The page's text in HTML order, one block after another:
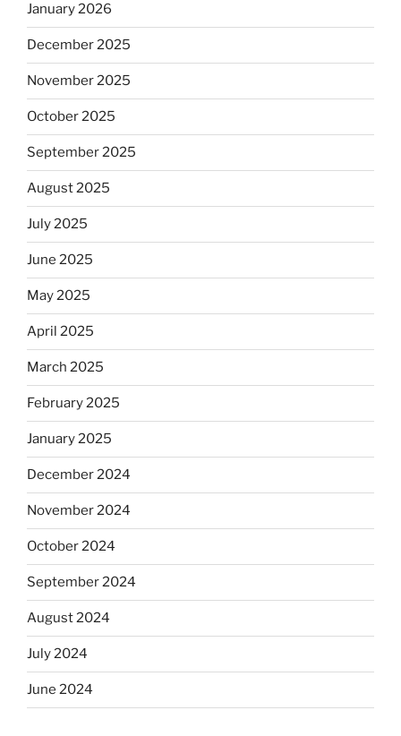
January 2026
December 2025
November 2025
October 2025
September 2025
August 2025
July 2025
June 2025
May 2025
April 2025
March 2025
February 2025
January 2025
December 2024
November 2024
October 2024
September 2024
August 2024
July 2024
June 2024